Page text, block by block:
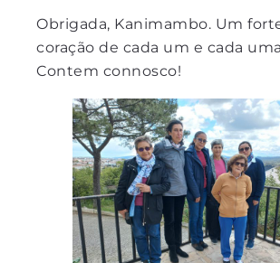
Obrigada, Kanimambo. Um
coração de cada um e cada
Contem connosco!